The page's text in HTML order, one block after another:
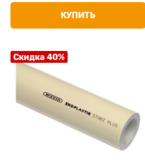
КУПИТЬ
Скидка 40%